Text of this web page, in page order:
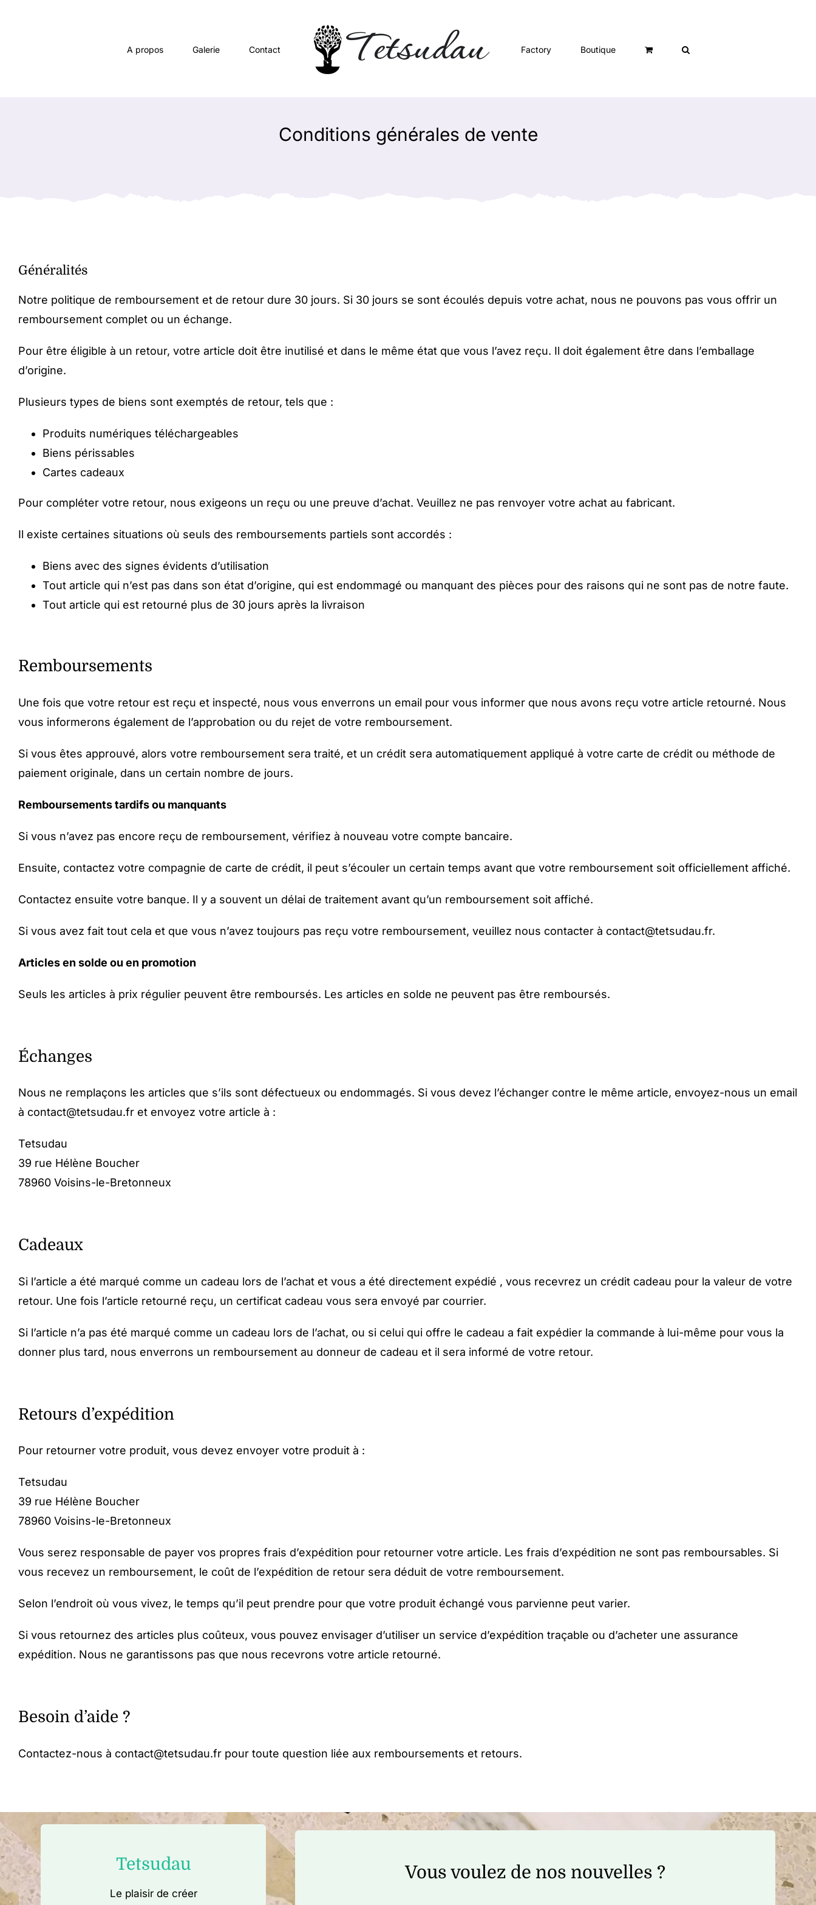
A propos Galerie Contact Factory Boutique
Conditions générales de vente
Généralités
Notre politique de remboursement et de retour dure 30 jours. Si 30 jours se sont écoulés depuis votre achat, nous ne pouvons pas vous offrir un
remboursement complet ou un échange.
Pour être éligible à un retour, votre article doit être inutilisé et dans le même état que vous l’avez reçu. Il doit également être dans l’emballage
d’origine.
Plusieurs types de biens sont exemptés de retour, tels que :
Produits numériques téléchargeables
Biens périssables
Cartes cadeaux
Pour compléter votre retour, nous exigeons un reçu ou une preuve d’achat. Veuillez ne pas renvoyer votre achat au fabricant.
Il existe certaines situations où seuls des remboursements partiels sont accordés :
Biens avec des signes évidents d’utilisation
Tout article qui n’est pas dans son état d’origine, qui est endommagé ou manquant des pièces pour des raisons qui ne sont pas de notre faute.
Tout article qui est retourné plus de 30 jours après la livraison
Remboursements
Une fois que votre retour est reçu et inspecté, nous vous enverrons un email pour vous informer que nous avons reçu votre article retourné. Nous
vous informerons également de l’approbation ou du rejet de votre remboursement.
Si vous êtes approuvé, alors votre remboursement sera traité, et un crédit sera automatiquement appliqué à votre carte de crédit ou méthode de
paiement originale, dans un certain nombre de jours.
Remboursements tardifs ou manquants
Si vous n’avez pas encore reçu de remboursement, vérifiez à nouveau votre compte bancaire.
Ensuite, contactez votre compagnie de carte de crédit, il peut s’écouler un certain temps avant que votre remboursement soit officiellement affiché.
Contactez ensuite votre banque. Il y a souvent un délai de traitement avant qu’un remboursement soit affiché.
Si vous avez fait tout cela et que vous n’avez toujours pas reçu votre remboursement, veuillez nous contacter à contact@tetsudau.fr.
Articles en solde ou en promotion
Seuls les articles à prix régulier peuvent être remboursés. Les articles en solde ne peuvent pas être remboursés.
Échanges
Nous ne remplaçons les articles que s’ils sont défectueux ou endommagés. Si vous devez l’échanger contre le même article, envoyez-nous un email
à contact@tetsudau.fr et envoyez votre article à :
Tetsudau
39 rue Hélène Boucher
78960 Voisins-le-Bretonneux
Cadeaux
Si l’article a été marqué comme un cadeau lors de l’achat et vous a été directement expédié , vous recevrez un crédit cadeau pour la valeur de votre
retour. Une fois l’article retourné reçu, un certificat cadeau vous sera envoyé par courrier.
Si l’article n’a pas été marqué comme un cadeau lors de l’achat, ou si celui qui offre le cadeau a fait expédier la commande à lui-même pour vous la
donner plus tard, nous enverrons un remboursement au donneur de cadeau et il sera informé de votre retour.
Retours d’expédition
Pour retourner votre produit, vous devez envoyer votre produit à :
Tetsudau
39 rue Hélène Boucher
78960 Voisins-le-Bretonneux
Vous serez responsable de payer vos propres frais d’expédition pour retourner votre article. Les frais d’expédition ne sont pas remboursables. Si
vous recevez un remboursement, le coût de l’expédition de retour sera déduit de votre remboursement.
Selon l’endroit où vous vivez, le temps qu’il peut prendre pour que votre produit échangé vous parvienne peut varier.
Si vous retournez des articles plus coûteux, vous pouvez envisager d’utiliser un service d’expédition traçable ou d’acheter une assurance
expédition. Nous ne garantissons pas que nous recevrons votre article retourné.
Besoin d’aide ?
Contactez-nous à contact@tetsudau.fr pour toute question liée aux remboursements et retours.
Tetsudau
Le plaisir de créer
Vous voulez de nos nouvelles ?